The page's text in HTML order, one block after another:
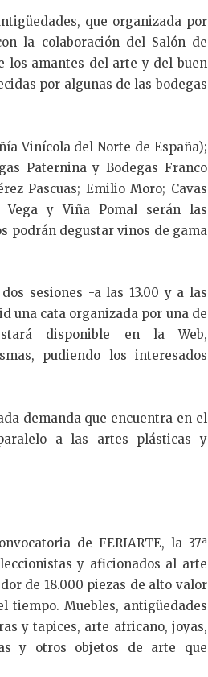
que organizada por
la colaboración del Salón de
los amantes del arte y del buen
por algunas de las bodegas
Vinícola del Norte de España);
Paternina y Bodegas Franco
Pascuas; Emilio Moro; Cavas
Vega y Viña Pomal serán las
podrán degustar vinos de gama
sesiones -a las 13.00 y a las
una cata organizada por una de
disponible en la Web,
pudiendo los interesados
demanda que encuentra en el
a las artes plásticas y
de FERIARTE, la 37ª
y aficionados al arte
de 18.000 piezas de alto valor
tiempo. Muebles, antigüedades
y tapices, arte africano, joyas,
y otros objetos de arte que